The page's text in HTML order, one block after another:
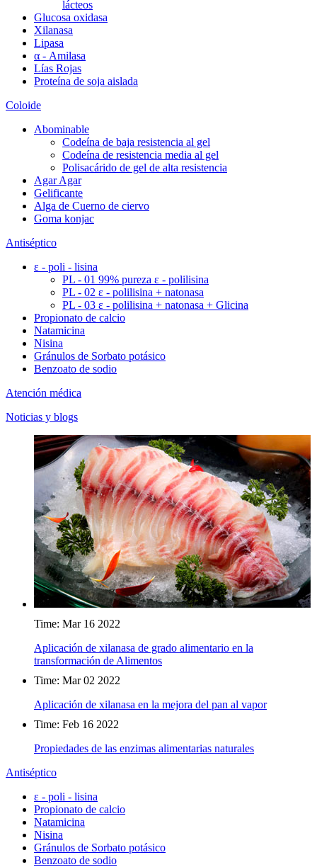
lácteos
Glucosa oxidasa
Xilanasa
Lipasa
α - Amilasa
Lías Rojas
Proteína de soja aislada
Coloide
Abominable
Codeína de baja resistencia al gel
Codeína de resistencia media al gel
Polisacárido de gel de alta resistencia
Agar Agar
Gelificante
Alga de Cuerno de ciervo
Goma konjac
Antiséptico
ε - poli - lisina
PL - 01 99% pureza ε - polilisina
PL - 02 ε - polilisina + natonasa
PL - 03 ε - polilisina + natonasa + Glicina
Propionato de calcio
Natamicina
Nisina
Gránulos de Sorbato potásico
Benzoato de sodio
Atención médica
Noticias y blogs
Time: Mar 16 2022
Aplicación de xilanasa de grado alimentario en la
transformación de Alimentos
Time: Mar 02 2022
Aplicación de xilanasa en la mejora del pan al vapor
Time: Feb 16 2022
Propiedades de las enzimas alimentarias naturales
Antiséptico
ε - poli - lisina
Propionato de calcio
Natamicina
Nisina
Gránulos de Sorbato potásico
Benzoato de sodio